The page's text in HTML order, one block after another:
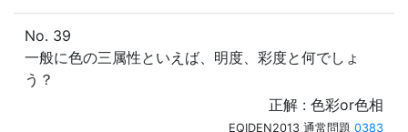
No. 39
一般に色の三属性といえば、明度、彩度と何でしょ
う？
正解 : 色彩or色相
EQIDEN2013 通常問題 0383